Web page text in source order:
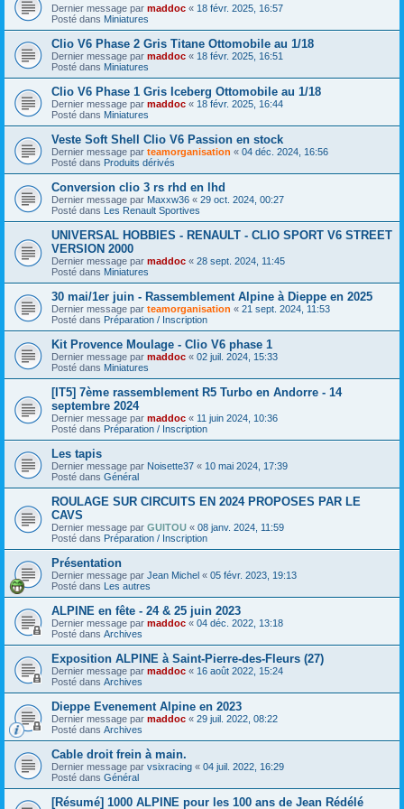
Dernier message par maddoc « 18 févr. 2025, 16:57
Posté dans Miniatures
Clio V6 Phase 2 Gris Titane Ottomobile au 1/18
Dernier message par maddoc « 18 févr. 2025, 16:51
Posté dans Miniatures
Clio V6 Phase 1 Gris Iceberg Ottomobile au 1/18
Dernier message par maddoc « 18 févr. 2025, 16:44
Posté dans Miniatures
Veste Soft Shell Clio V6 Passion en stock
Dernier message par teamorganisation « 04 déc. 2024, 16:56
Posté dans Produits dérivés
Conversion clio 3 rs rhd en lhd
Dernier message par Maxxw36 « 29 oct. 2024, 00:27
Posté dans Les Renault Sportives
UNIVERSAL HOBBIES - RENAULT - CLIO SPORT V6 STREET
VERSION 2000
Dernier message par maddoc « 28 sept. 2024, 11:45
Posté dans Miniatures
30 mai/1er juin - Rassemblement Alpine à Dieppe en 2025
Dernier message par teamorganisation « 21 sept. 2024, 11:53
Posté dans Préparation / Inscription
Kit Provence Moulage - Clio V6 phase 1
Dernier message par maddoc « 02 juil. 2024, 15:33
Posté dans Miniatures
[IT5] 7ème rassemblement R5 Turbo en Andorre - 14
septembre 2024
Dernier message par maddoc « 11 juin 2024, 10:36
Posté dans Préparation / Inscription
Les tapis
Dernier message par Noisette37 « 10 mai 2024, 17:39
Posté dans Général
ROULAGE SUR CIRCUITS EN 2024 PROPOSES PAR LE
CAVS
Dernier message par GUITOU « 08 janv. 2024, 11:59
Posté dans Préparation / Inscription
Présentation
Dernier message par Jean Michel « 05 févr. 2023, 19:13
Posté dans Les autres
ALPINE en fête - 24 & 25 juin 2023
Dernier message par maddoc « 04 déc. 2022, 13:18
Posté dans Archives
Exposition ALPINE à Saint-Pierre-des-Fleurs (27)
Dernier message par maddoc « 16 août 2022, 15:24
Posté dans Archives
Dieppe Evenement Alpine en 2023
Dernier message par maddoc « 29 juil. 2022, 08:22
Posté dans Archives
Cable droit frein à main.
Dernier message par vsixracing « 04 juil. 2022, 16:29
Posté dans Général
[Résumé] 1000 ALPINE pour les 100 ans de Jean Rédélé